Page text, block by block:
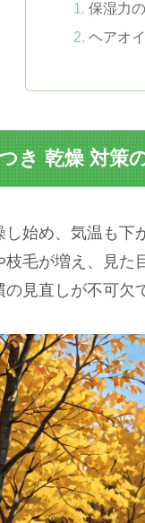
保湿力
ヘアオ
き 乾燥 対策
し始め、気温も下
枝毛が増え、見た
見直しが不可欠